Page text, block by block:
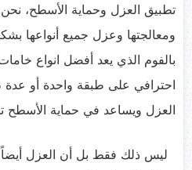
تطبيق العزل وحماية الأسطح،
ومعالجتها وعزل جميع أنواعها
بالفوم الذي يعد أفضل انواع
احترافي على طبقة واحدة أو عدة
العزل ويساعد في حماية الأسطح
ليس ذلك فقط بل أن العزل